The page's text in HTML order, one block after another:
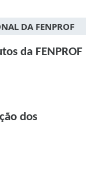
DA FENPROF
da FENPROF
dos